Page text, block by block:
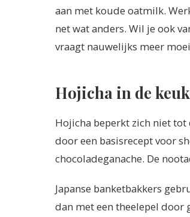
aan met koude oatmilk.
net wat anders. Wil je ook
vraagt nauwelijks meer
Hojicha in de
Hojicha beperkt zich niet tot
door een basisrecept voor
chocoladeganache. De
Japanse banketbakkers
dan met een theelepel door